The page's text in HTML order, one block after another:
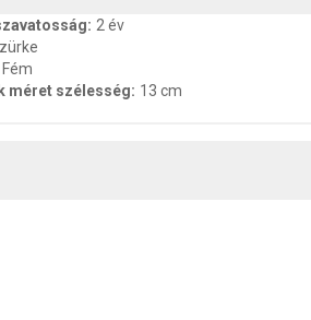
: 2 év
Fém
méret szélesség: 13 cm